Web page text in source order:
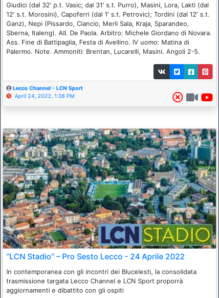
Giudici (dal 32′ p.t. Vasic; dal 31′ s.t. Purro), Masini, Lora, Lakti (dal
12′ s.t. Morosini), Capoferri (dal 1′ s.t. Petrovic); Tordini (dal 12′ s.t.
Ganz), Nepi (Pissardo, Ciancio, Merli Sala, Kraja, Sparandeo,
Sberna, Italeng). All. De Paola. Arbitro: Michele Giordano di Novara.
Ass. Fine di Battipaglia, Festa di Avellino. IV uomo: Matina di
Palermo. Note. Ammoniti: Brentan, Lucarelli, Masini. Angoli 2-5.
Lecco Channel - LCN Sport
April 24, 2022, 1:38 PM
“LCN Stadio” – Pro Sesto Lecco - 24 Aprile 2022
In contemporanea con gli incontri dei Blucelesti, la consolidata
trasmissione targata Lecco Channel e LCN Sport proporrà
aggiornamenti e dibattito con gli ospiti